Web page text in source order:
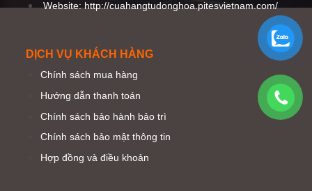
Website: http://cuahangtudonghoa.pitesvietnam.com/
DỊCH VỤ KHÁCH HÀNG
Chính sách mua hàng
Hướng dẫn thanh toán
Chính sách bảo hành bảo trì
Chính sách bảo mật thông tin
Hợp đồng và điều khoản